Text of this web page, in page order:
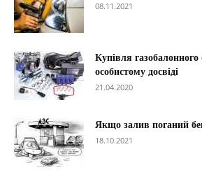
08.11.2021
Купівля
особистому досвіді
21.04.2020
Якщо залив поганий
18.10.2021